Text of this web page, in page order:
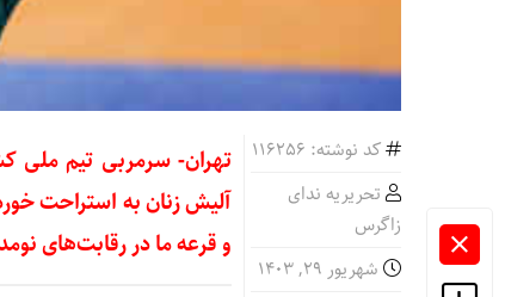
کد نوشته: 116256
تحریریه ندای
زاگرس
شهریور ۲۹, ۱۴۰۳
تهران- سرمربی تیم ملی
آلیش زنان به استراحت
و قرعه ما در رقابت‌های